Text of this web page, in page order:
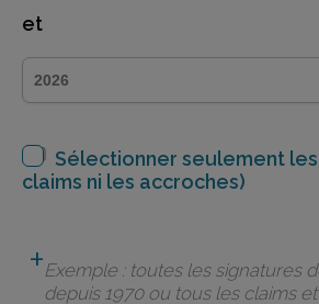
et
Sélectionner seulement
claims ni les accroches)
Exemple : toutes les signatures
depuis 1970 ou tous les claims